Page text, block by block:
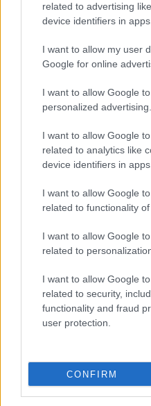
related to advertising
device identifiers in apps.
I want to allow my user
Google for online
I want to allow Google
personalized advertising.
I want to allow Google
related to analytics like
device identifiers in apps.
I want to allow Google
related to functionality
I want to allow Google
related to
I want to allow Google
related to security,
functionality and fraud
user protection.
CONFIRM
ktorá pritiahne
Vyrobte si takéto
orechové svietidlo
ZÁHRADA
vysaďte na miesta, na
ktoré slnko svieti celý
deň